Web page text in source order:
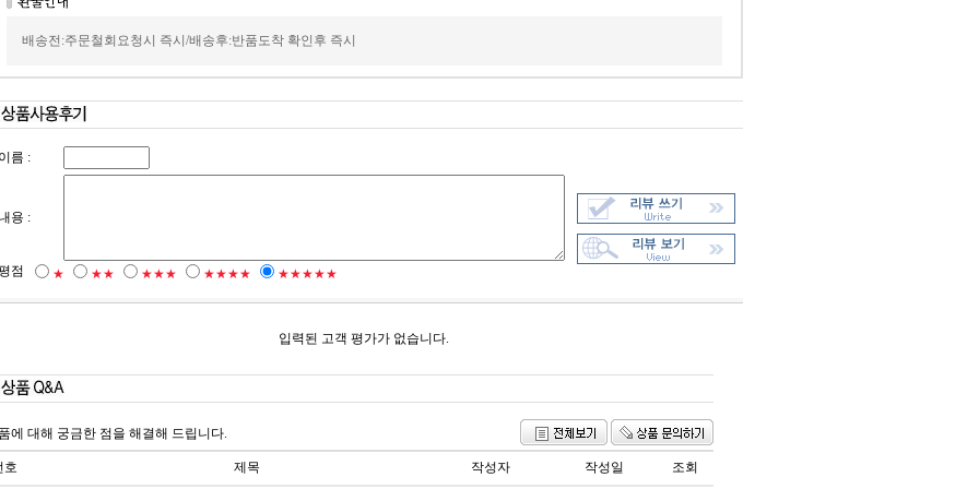
배송전:주문철회요청시 즉시/배송후:반품도착 확인후 즉시
름 :
용 :
점 ★ ★★ ★★★ ★★★★ ★★★★★
입력된 고객 평가가 없습니다.
에 대해 궁금한 점을 해결해 드립니다.
호 제목 작성자 작성일 조회